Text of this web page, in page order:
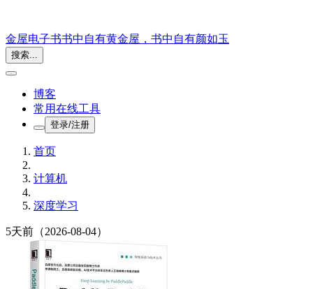
金屋电子书书中自有黄金屋，书中自有颜如玉
搜索...
博客
常用在线工具
登录/注册
首页
计算机
深度学习
5天前 （2026-08-04）